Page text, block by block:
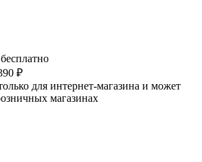
₽
для интернет-магазина и может
магазинах